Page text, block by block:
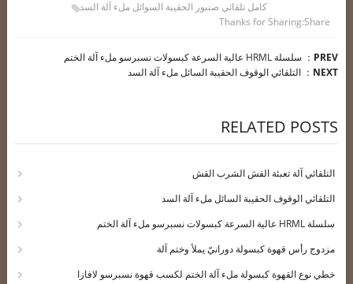
كامل تلقائي صنبور الحقيبة السوائل ملء آلة السد
Thanks for Sharing Share:
PREV
： سلسلة HRML عالية السرعة كبسولات نسبرسو ملء آلة الختم
NEXT
： التلقائي الوقوف الحقيبة السائل ملء آلة السد
RELATED POSTS
التلقائي آلة تعبئة القش الشرب القش
التلقائي الوقوف الحقيبة السائل ملء آلة السد
سلسلة HRML عالية السرعة كبسولات نسبرسو ملء آلة الختم
مزدوج رأس قهوة كبسولة دورانيّ يملأ وختم آلة
خطي نوع القهوة كبسولة ملء آلة الختم لكسب قهوة نسبرسو لافازا